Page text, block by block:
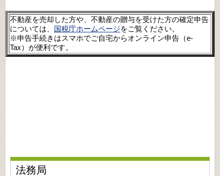
不動産を売却した⽅や、不動産の贈与を受けた⽅の確定申告
については、 国税庁ホームページをご覧ください。
※申告⼿続きはスマホでご⾃宅からオンライン申告（e-
Tax）が便利です。
法務局